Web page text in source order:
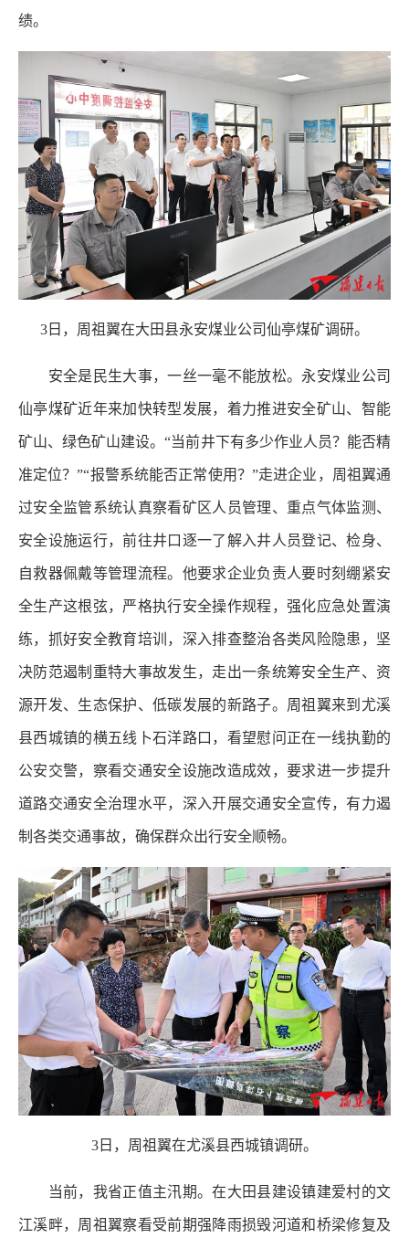
绩。
3日，周祖翼在大田县永安煤业公司仙亭煤矿调研。
安全是民生大事，一丝一毫不能放松。永安煤业公司
仙亭煤矿近年来加快转型发展，着力推进安全矿山、智能
矿山、绿色矿山建设。“当前井下有多少作业人员？能否精
准定位？”“报警系统能否正常使用？”走进企业，周祖翼通
过安全监管系统认真察看矿区人员管理、重点气体监测、
安全设施运行，前往井口逐一了解入井人员登记、检身、
自救器佩戴等管理流程。他要求企业负责人要时刻绷紧安
全生产这根弦，严格执行安全操作规程，强化应急处置演
练，抓好安全教育培训，深入排查整治各类风险隐患，坚
决防范遏制重特大事故发生，走出一条统筹安全生产、资
源开发、生态保护、低碳发展的新路子。周祖翼来到尤溪
县西城镇的横五线卜石洋路口，看望慰问正在一线执勤的
公安交警，察看交通安全设施改造成效，要求进一步提升
道路交通安全治理水平，深入开展交通安全宣传，有力遏
制各类交通事故，确保群众出行安全顺畅。
3日，周祖翼在尤溪县西城镇调研。
当前，我省正值主汛期。在大田县建设镇建爱村的文
江溪畔，周祖翼察看受前期强降雨损毁河道和桥梁修复及